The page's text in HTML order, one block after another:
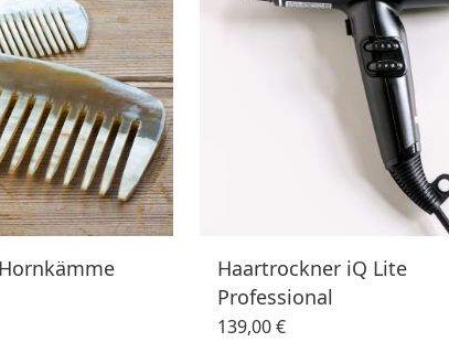
Haartrockner iQ Lite
Professional
139,00 €